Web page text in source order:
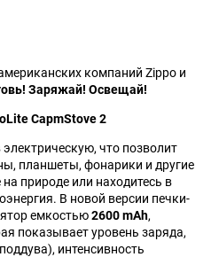
компаний Zippo и
Заряжай! Освещай!
CapmStove 2
что позволит
планшеты, фонарики и другие
природе или находитесь в
В новой версии печки-
емкостью2600 mAh,
показывает уровень заряда,
интенсивность